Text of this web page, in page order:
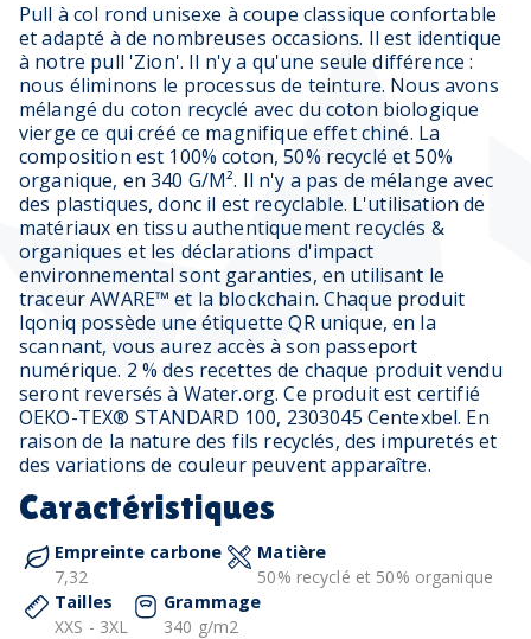
Pull à col rond unisexe à coupe classique confortable
et adapté à de nombreuses occasions. Il est identique
à notre pull 'Zion'. Il n'y a qu'une seule différence :
nous éliminons le processus de teinture. Nous avons
mélangé du coton recyclé avec du coton biologique
vierge ce qui créé ce magnifique effet chiné. La
composition est 100% coton, 50% recyclé et 50%
organique, en 340 G/M². Il n'y a pas de mélange avec
des plastiques, donc il est recyclable. L'utilisation de
matériaux en tissu authentiquement recyclés &
organiques et les déclarations d'impact
environnemental sont garanties, en utilisant le
traceur AWARE™ et la blockchain. Chaque produit
Iqoniq possède une étiquette QR unique, en la
scannant, vous aurez accès à son passeport
numérique. 2 % des recettes de chaque produit vendu
seront reversés à Water.org. Ce produit est certifié
OEKO-TEX® STANDARD 100, 2303045 Centexbel. En
raison de la nature des fils recyclés, des impuretés et
des variations de couleur peuvent apparaître.
Caractéristiques
Empreinte carbone
7,32
Matière
50% recyclé et 50% organique
Tailles
XXS - 3XL
Grammage
340 g/m2